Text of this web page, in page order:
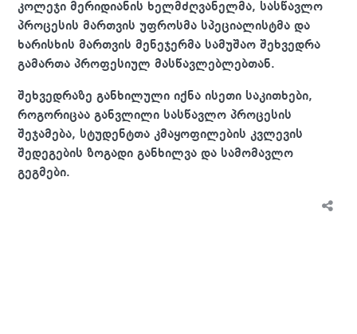
კოლეჯი მერიდიანის ხელმძღვანელმა, სასწავლო
პროცესის მართვის უფროსმა სპეციალისტმა და
ხარისხის მართვის მენეჯერმა სამუშაო შეხვედრა
გამართა პროფესიულ მასწავლებლებთან.
შეხვედრაზე განხილული იქნა ისეთი საკითხები,
როგორიცაა განვლილი სასწავლო პროცესის
შეჯამება, სტუდენტთა კმაყოფილების კვლევის
შედეგების ზოგადი განხილვა და სამომავლო
გეგმები.